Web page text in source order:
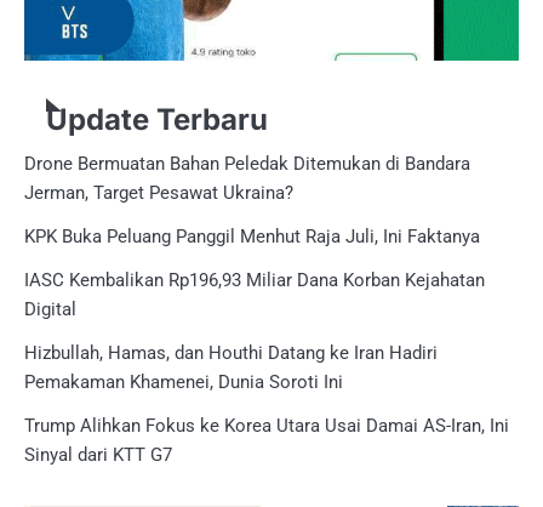
Update Terbaru
Drone Bermuatan Bahan Peledak Ditemukan di Bandara
Jerman, Target Pesawat Ukraina?
KPK Buka Peluang Panggil Menhut Raja Juli, Ini Faktanya
IASC Kembalikan Rp196,93 Miliar Dana Korban Kejahatan
Digital
Hizbullah, Hamas, dan Houthi Datang ke Iran Hadiri
Pemakaman Khamenei, Dunia Soroti Ini
Trump Alihkan Fokus ke Korea Utara Usai Damai AS-Iran, Ini
Sinyal dari KTT G7